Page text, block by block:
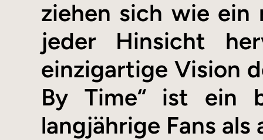
ziehen sich wie ein
jeder Hinsicht
einzigartige Vision
By Time“ ist ein
langjährige Fans